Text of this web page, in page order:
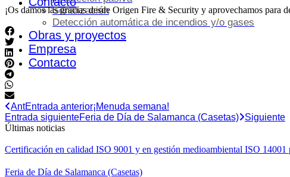
Señalización
Detección automática de incendios y/o gases
Obras y proyectos
Empresa
Contacto
¡Os damos las gracias desde Origen Fire & Security y aprovechamos para
AntEntrada anterior¡Menuda semana!
Entrada siguienteFeria de Día de Salamanca (Casetas)
Siguiente
Últimas noticias
Certificación en calidad ISO 9001 y en gestión medioambiental ISO
Feria de Día de Salamanca (Casetas)